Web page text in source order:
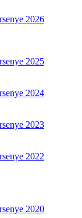
2026
2025
2024
2023
2022
2020